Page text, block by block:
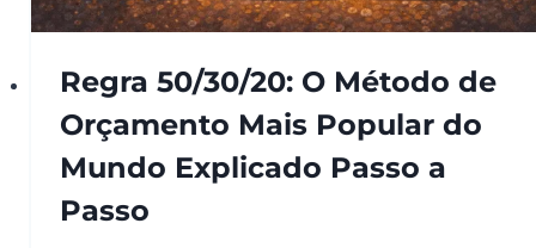
Regra 50/30/20: O Método de
Orçamento Mais Popular do
Mundo Explicado Passo a
Passo